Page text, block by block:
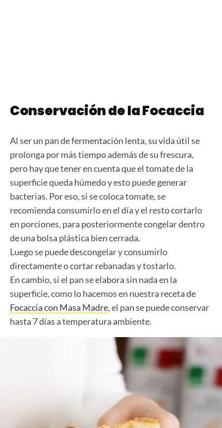
Conservación de la Focaccia
Al ser un pan de fermentación lenta, su vida útil se
prolonga por más tiempo además de su frescura,
pero hay que tener en cuenta que el tomate de la
superficie queda húmedo y esto puede generar
bacterias. Por eso, si se coloca tomate, se
recomienda consumirlo en el día y el resto cortarlo
en porciones, para posteriormente congelar dentro
de una bolsa plástica bien cerrada.
Luego se puede descongelar y consumirlo
directamente o cortar rebanadas y tostarlo.
En cambio, si el pan se elabora sin nada en la
superficie, como lo hacemos en nuestra receta de
Focaccia con Masa Madre, el pan se puede conservar
hasta 7 días a temperatura ambiente.